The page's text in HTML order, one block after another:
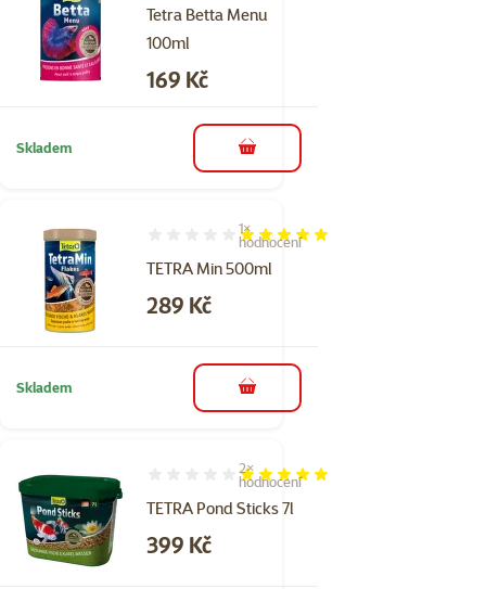
Tetra Betta Menu
100ml
Cena
169 Kč
Skladem do košíku
TETRA Min 500ml
Hodnocení 100%, počet hodnocení: 1
1×
hodnocení
Cena
289 Kč
Skladem do košíku
TETRA Pond Sticks 7l
Hodnocení 100%, počet hodnocení: 2
2×
hodnocení
Cena
399 Kč